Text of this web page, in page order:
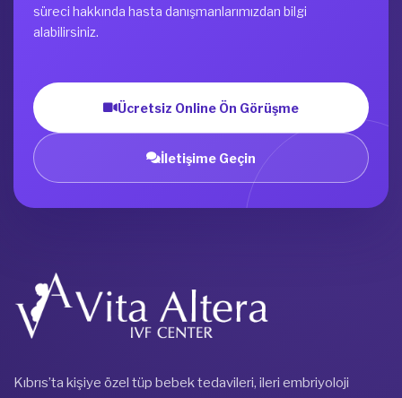
süreci hakkında hasta danışmanlarımızdan bilgi
alabilirsiniz.
Ücretsiz Online Ön Görüşme
İletişime Geçin
Kıbrıs’ta kişiye özel tüp bebek tedavileri, ileri embriyoloji